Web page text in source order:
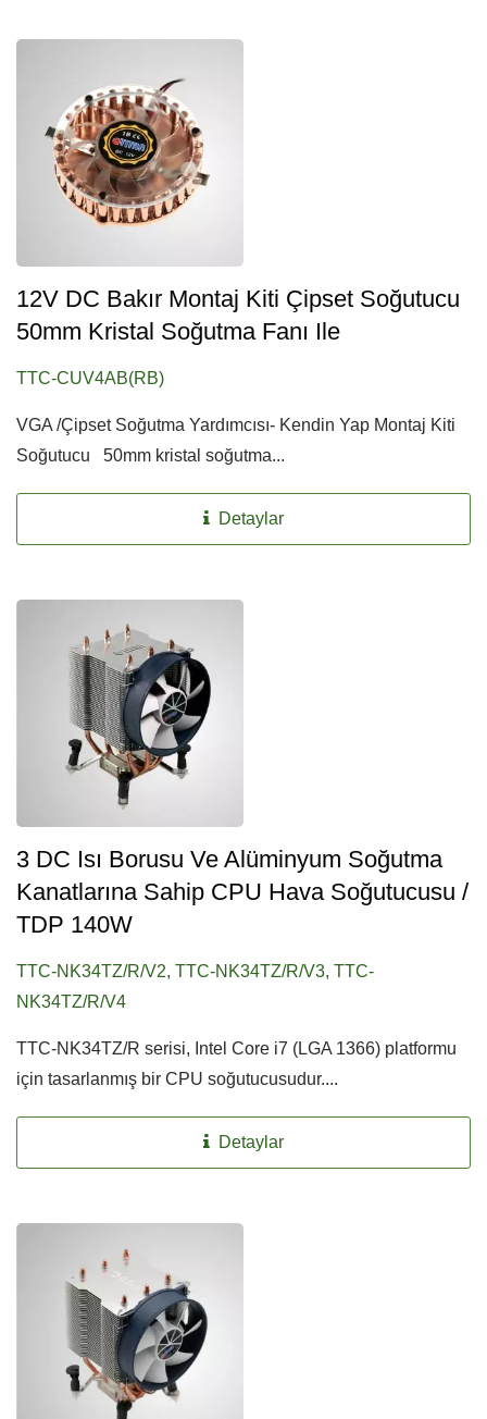
12V DC Bakır Montaj Kiti Çipset Soğutucu
50mm Kristal Soğutma Fanı Ile
TTC-CUV4AB(RB)
VGA /Çipset Soğutma Yardımcısı- Kendin Yap Montaj Kiti
Soğutucu 50mm kristal soğutma...
Detaylar
3 DC Isı Borusu Ve Alüminyum Soğutma
Kanatlarına Sahip CPU Hava Soğutucusu /
TDP 140W
TTC-NK34TZ/R/V2, TTC-NK34TZ/R/V3, TTC-
NK34TZ/R/V4
TTC-NK34TZ/R serisi, Intel Core i7 (LGA 1366) platformu
için tasarlanmış bir CPU soğutucusudur....
Detaylar